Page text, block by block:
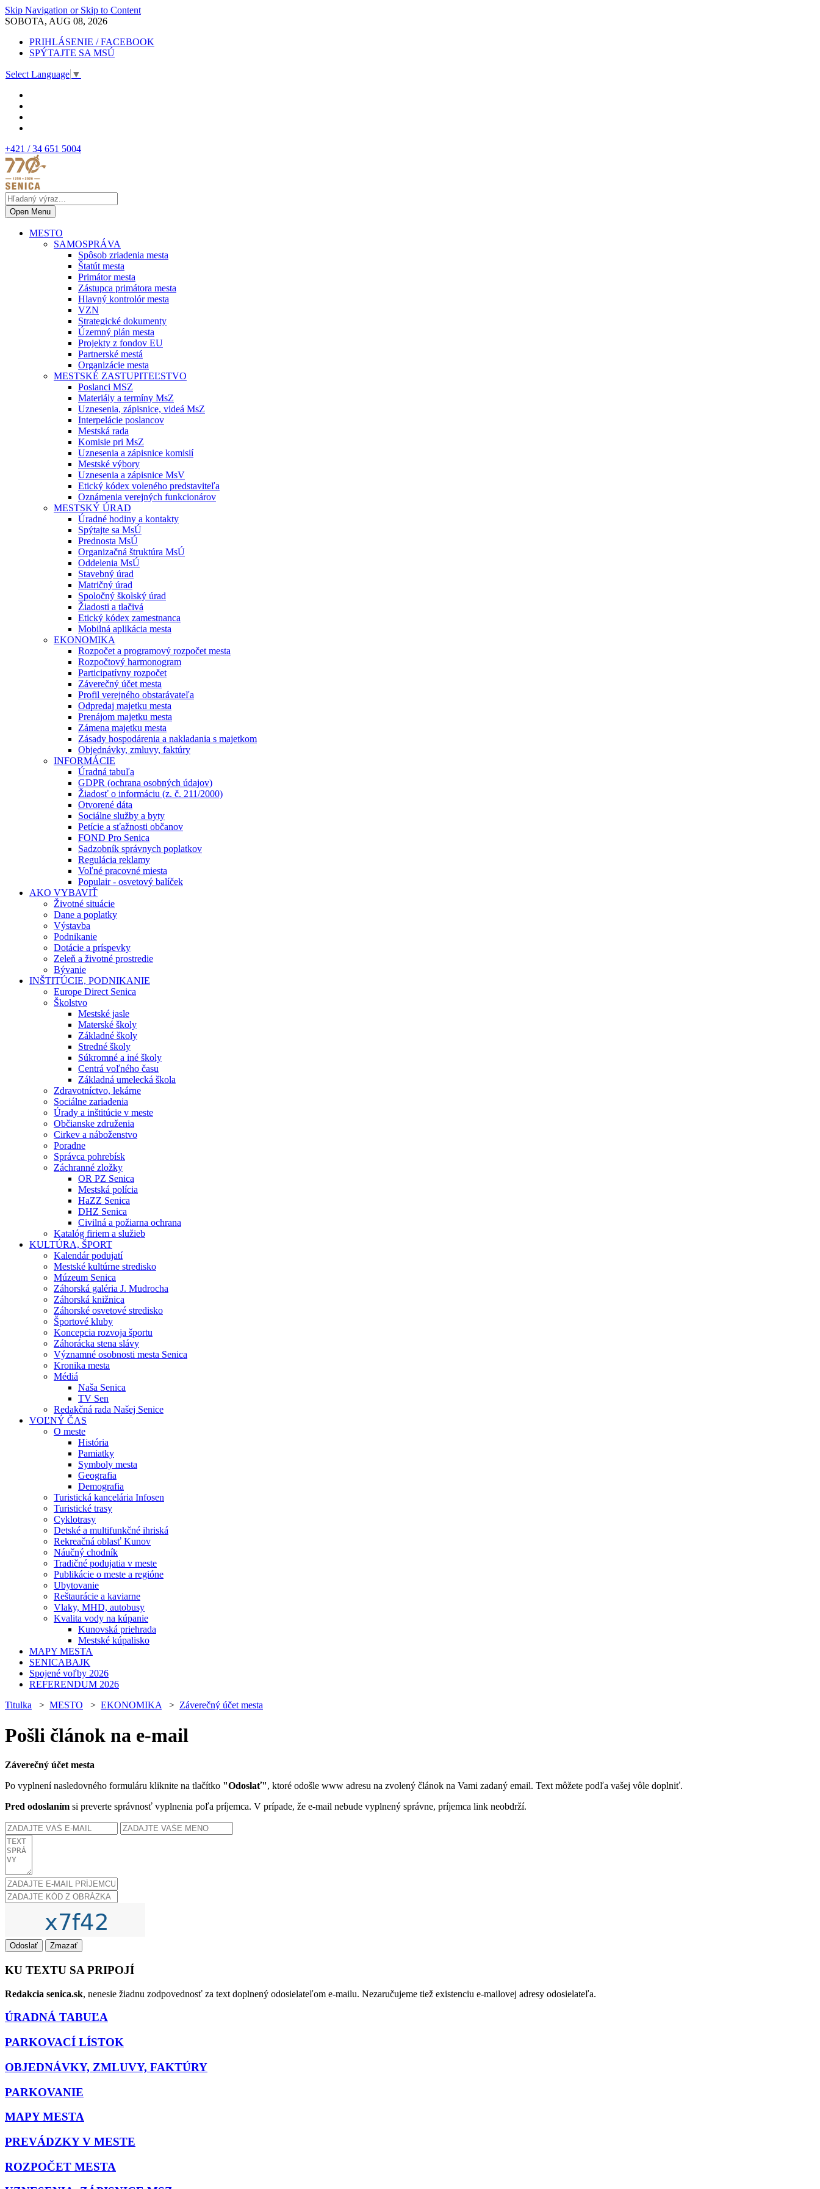
Skip Navigation or Skip to Content
SOBOTA, AUG 08, 2026
PRIHLÁSENIE / FACEBOOK
SPÝTAJTE SA MSÚ
Select Language ▼
+421 / 34 651 5004
Open Menu
MESTO
SAMOSPRÁVA
Spôsob zriadenia mesta
Štatút mesta
Primátor mesta
Zástupca primátora mesta
Hlavný kontrolór mesta
VZN
Strategické dokumenty
Územný plán mesta
Projekty z fondov EU
Partnerské mestá
Organizácie mesta
MESTSKÉ ZASTUPITEĽSTVO
Poslanci MSZ
Materiály a termíny MsZ
Uznesenia, zápisnice, videá MsZ
Interpelácie poslancov
Mestská rada
Komisie pri MsZ
Uznesenia a zápisnice komisií
Mestské výbory
Uznesenia a zápisnice MsV
Etický kódex voleného predstaviteľa
Oznámenia verejných funkcionárov
MESTSKÝ ÚRAD
Úradné hodiny a kontakty
Spýtajte sa MsÚ
Prednosta MsÚ
Organizačná štruktúra MsÚ
Oddelenia MsÚ
Stavebný úrad
Matričný úrad
Spoločný školský úrad
Žiadosti a tlačivá
Etický kódex zamestnanca
Mobilná aplikácia mesta
EKONOMIKA
Rozpočet a programový rozpočet mesta
Rozpočtový harmonogram
Participatívny rozpočet
Záverečný účet mesta
Profil verejného obstarávateľa
Odpredaj majetku mesta
Prenájom majetku mesta
Zámena majetku mesta
Zásady hospodárenia a nakladania s majetkom
Objednávky, zmluvy, faktúry
INFORMÁCIE
Úradná tabuľa
GDPR (ochrana osobných údajov)
Žiadosť o informáciu (z. č. 211/2000)
Otvorené dáta
Sociálne služby a byty
Petície a sťažnosti občanov
FOND Pro Senica
Sadzobník správnych poplatkov
Regulácia reklamy
Voľné pracovné miesta
Populair - osvetový balíček
AKO VYBAVIŤ
Životné situácie
Dane a poplatky
Výstavba
Podnikanie
Dotácie a príspevky
Zeleň a životné prostredie
Bývanie
INŠTITÚCIE, PODNIKANIE
Europe Direct Senica
Školstvo
Mestské jasle
Materské školy
Základné školy
Stredné školy
Súkromné a iné školy
Centrá voľného času
Základná umelecká škola
Zdravotníctvo, lekárne
Sociálne zariadenia
Úrady a inštitúcie v meste
Občianske združenia
Cirkev a náboženstvo
Poradne
Správca pohrebísk
Záchranné zložky
OR PZ Senica
Mestská polícia
HaZZ Senica
DHZ Senica
Civilná a požiarna ochrana
Katalóg firiem a služieb
KULTÚRA, ŠPORT
Kalendár podujatí
Mestské kultúrne stredisko
Múzeum Senica
Záhorská galéria J. Mudrocha
Záhorská knižnica
Záhorské osvetové stredisko
Športové kluby
Koncepcia rozvoja športu
Záhorácka stena slávy
Významné osobnosti mesta Senica
Kronika mesta
Médiá
Naša Senica
TV Sen
Redakčná rada Našej Senice
VOĽNÝ ČAS
O meste
História
Pamiatky
Symboly mesta
Geografia
Demografia
Turistická kancelária Infosen
Turistické trasy
Cyklotrasy
Detské a multifunkčné ihriská
Rekreačná oblasť Kunov
Náučný chodník
Tradičné podujatia v meste
Publikácie o meste a regióne
Ubytovanie
Reštaurácie a kaviarne
Vlaky, MHD, autobusy
Kvalita vody na kúpanie
Kunovská priehrada
Mestské kúpalisko
MAPY MESTA
SENICABAJK
Spojené voľby 2026
REFERENDUM 2026
Titulka > MESTO > EKONOMIKA > Záverečný účet mesta
Pošli článok na e-mail
Záverečný účet mesta
Po vyplnení nasledovného formuláru kliknite na tlačítko "Odoslať", ktoré odošle www adresu na zvolený článok na Vami zadaný email. Text môžete podľa vašej vôle doplniť.
Pred odoslaním si preverte správnosť vyplnenia poľa príjemca. V prípade, že e-mail nebude vyplnený správne, príjemca link neobdrží.
Odoslať Zmazať
KU TEXTU SA PRIPOJÍ
Redakcia senica.sk, nenesie žiadnu zodpovednosť za text doplnený odosielateľom e-mailu. Nezaručujeme tiež existenciu e-mailovej adresy odosielateľa.
ÚRADNÁ TABUĽA
PARKOVACÍ LÍSTOK
OBJEDNÁVKY, ZMLUVY, FAKTÚRY
PARKOVANIE
MAPY MESTA
PREVÁDZKY V MESTE
ROZPOČET MESTA